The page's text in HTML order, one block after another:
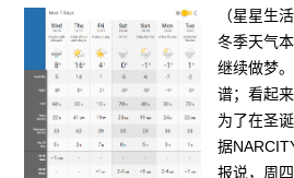
（星星生
冬季天气
继续做梦
谱；看起
为了在圣
据
报说，周